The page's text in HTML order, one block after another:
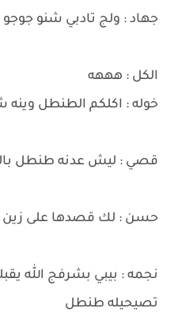
جهاد : ولج تادبي شنو جوجو
الكل : هههه
خوله : اكلكم الطنطل وينه
قصي : ليش عدنه طنطل
حسن : لك قصدها على زين
نجمه : بيبي بشرفج الله
تصيحيله طنطل